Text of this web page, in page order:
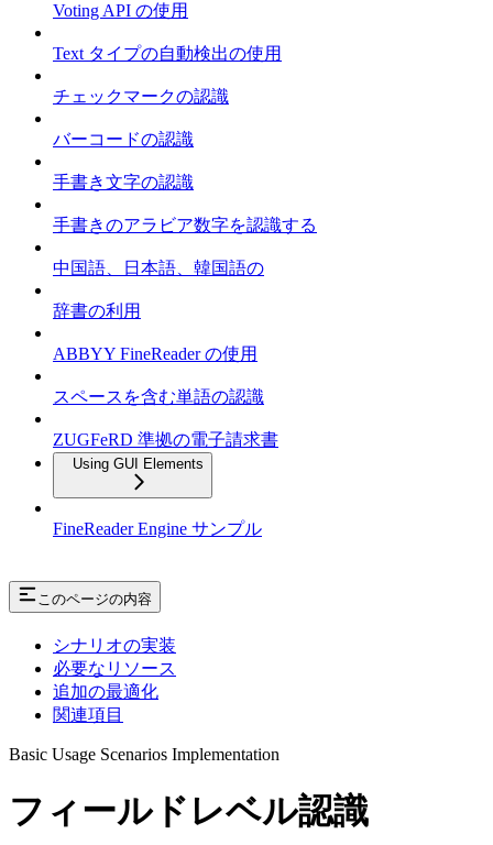
Voting API の使用
Text タイプの自動検出の使用
チェックマークの認識
バーコードの認識
手書き文字の認識
手書きのアラビア数字を認識する
中国語、日本語、韓国語の
辞書の利用
ABBYY FineReader の使用
スペースを含む単語の認識
ZUGFeRD 準拠の電子請求書
Using GUI Elements
FineReader Engine サンプル
このページの内容
シナリオの実装
必要なリソース
追加の最適化
関連項目
Basic Usage Scenarios Implementation
フィールドレベル認識